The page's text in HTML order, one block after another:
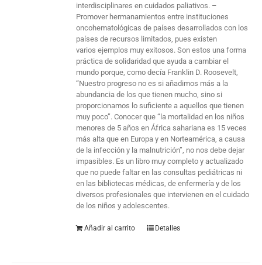
interdisciplinares en cuidados paliativos. –
Promover hermanamientos entre instituciones
oncohematológicas de países desarrollados con los
países de recursos limitados, pues existen
varios ejemplos muy exitosos. Son estos una forma
práctica de solidaridad que ayuda a cambiar el
mundo porque, como decía Franklin D. Roosevelt,
“Nuestro progreso no es si añadimos más a la
abundancia de los que tienen mucho, sino si
proporcionamos lo suficiente a aquellos que tienen
muy poco”. Conocer que “la mortalidad en los niños
menores de 5 años en África sahariana es 15 veces
más alta que en Europa y en Norteamérica, a causa
de la infección y la malnutrición”, no nos debe dejar
impasibles. Es un libro muy completo y actualizado
que no puede faltar en las consultas pediátricas ni
en las bibliotecas médicas, de enfermería y de los
diversos profesionales que intervienen en el cuidado
de los niños y adolescentes.
Añadir al carrito Detalles